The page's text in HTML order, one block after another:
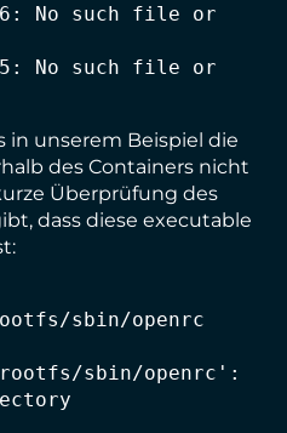
No such file or
No such file or
in unserem Beispiel die
des Containers nicht
Überprüfung des
dass diese executable
sbin/openrc
sbin/openrc':